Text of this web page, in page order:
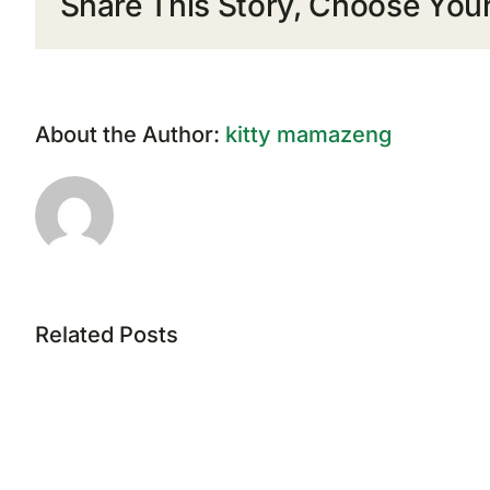
About the Author: kitty mamazeng
Related Posts